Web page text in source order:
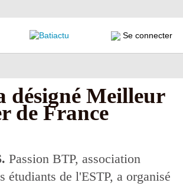
Se connecter
désigné Meilleur
de France
Passion BTP, association
étudiants de l'ESTP, a organisé